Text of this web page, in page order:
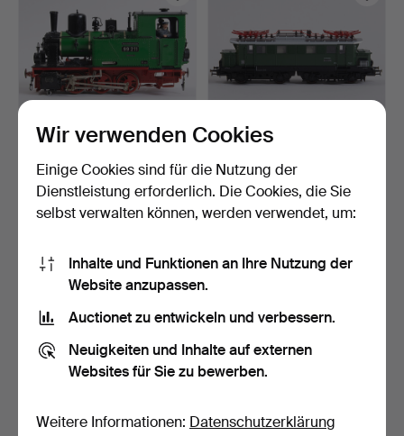
Deutsche Reichsbahn 99
211 LGB Lokomotive.
4 Tage
TRIX H0 22701, Altbau-
Elektrolok (Elektrol…
4 Tage
Wir verwenden Cookies
Einige Cookies sind für die Nutzung der
Dienstleistung erforderlich. Die Cookies, die Sie
selbst verwalten können, werden verwendet, um:
Inhalte und Funktionen an Ihre Nutzung der
Website anzupassen.
Auctionet zu entwickeln und verbessern.
Neuigkeiten und Inhalte auf externen
Websites für Sie zu bewerben.
Weitere Informationen: Datenschutzerklärung